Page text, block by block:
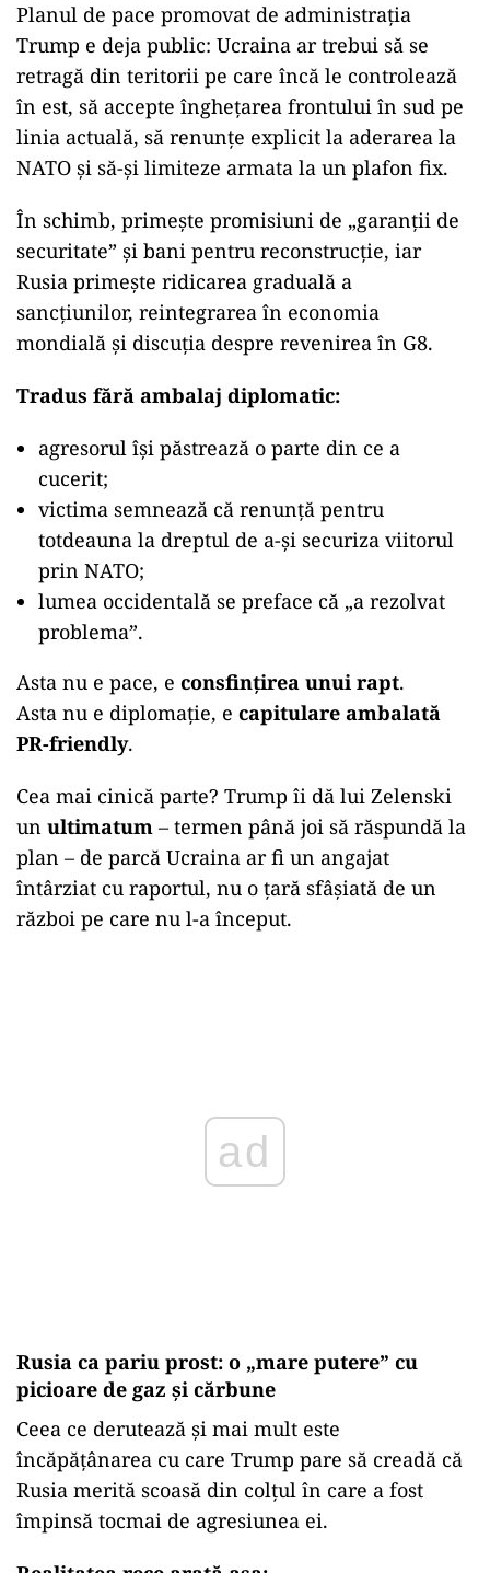
Planul de pace promovat de administrația
Trump e deja public: Ucraina ar trebui să se
retragă din teritorii pe care încă le controlează
în est, să accepte înghețarea frontului în sud pe
linia actuală, să renunțe explicit la aderarea la
NATO și să-și limiteze armata la un plafon fix.
În schimb, primește promisiuni de „garanții de
securitate” și bani pentru reconstrucție, iar
Rusia primește ridicarea graduală a
sancțiunilor, reintegrarea în economia
mondială și discuția despre revenirea în G8.
Tradus fără ambalaj diplomatic:
agresorul își păstrează o parte din ce a
cucerit;
victima semnează că renunță pentru
totdeauna la dreptul de a-și securiza viitorul
prin NATO;
lumea occidentală se preface că „a rezolvat
problema”.
Asta nu e pace, e consfințirea unui rapt.
Asta nu e diplomație, e capitulare ambalată
PR-friendly.
Cea mai cinică parte? Trump îi dă lui Zelenski
un ultimatum – termen până joi să răspundă la
plan – de parcă Ucraina ar fi un angajat
întârziat cu raportul, nu o țară sfâșiată de un
război pe care nu l-a început.
ad
Rusia ca pariu prost: o „mare putere” cu
picioare de gaz și cărbune
Ceea ce derutează și mai mult este
încăpățânarea cu care Trump pare să creadă că
Rusia merită scoasă din colțul în care a fost
împinsă tocmai de agresiunea ei.